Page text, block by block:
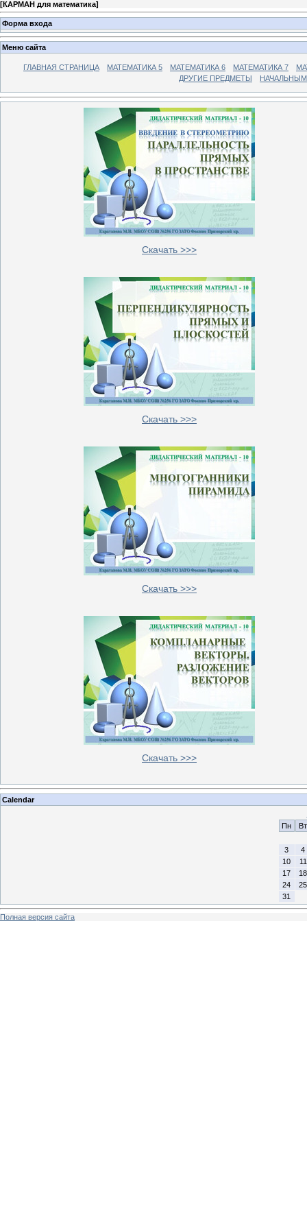
[КАРМАН для математика]
Форма входа
Меню сайта
ГЛАВНАЯ СТРАНИЦА МАТЕМАТИКА 5 МАТЕМАТИКА 6 МАТЕМАТИКА 7
ДРУГИЕ ПРЕДМЕТЫ
Скачать >>>
Скачать >>>
Скачать >>>
Скачать >>>
Calendar
Пн
Вт
3
4
10
11
17
18
24
25
31
Полная версия сайта